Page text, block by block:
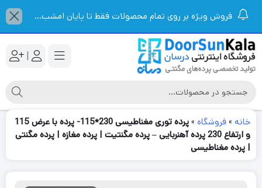
فروش ویژه بر روی تمام محصولات فقط تا پایان امشب...
|
خانه »فروشگاه »
پرده توری مغناطیسی 230*115- پرده با عرض 115
و ارتفاع 230 پرده آهنربایی – پرده مگنتیت | پرده مغازه | پرده مگنتی
| پرده مغناطیسی